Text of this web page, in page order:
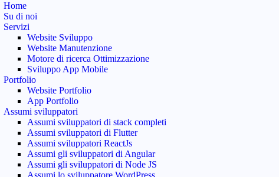
Home
Su di noi
Servizi
Website Sviluppo
Website Manutenzione
Motore di ricerca Ottimizzazione
Sviluppo App Mobile
Portfolio
Website Portfolio
App Portfolio
Assumi sviluppatori
Assumi sviluppatori di stack completi
Assumi sviluppatori di Flutter
Assumi sviluppatori ReactJs
Assumi gli sviluppatori di Angular
Assumi gli sviluppatori di Node JS
Assumi lo sviluppatore WordPress